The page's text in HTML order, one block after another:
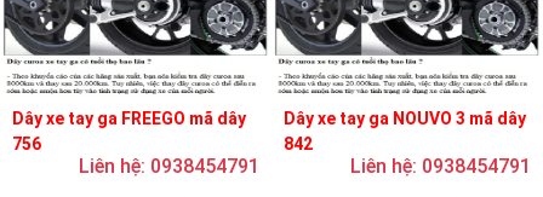
Dây xe tay ga FREEGO mã dây
756
Liên hệ: 0938454791
Dây xe tay ga NOUVO 3 mã dây
842
Liên hệ: 0938454791